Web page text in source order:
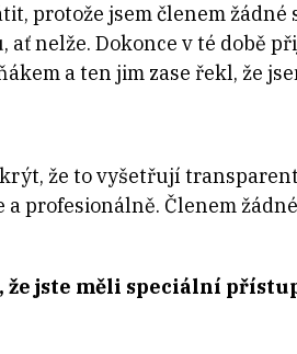
protože jsem členem
ať nelže. Dokonce v té době
a ten jim zase řekl, že
že to vyšetřují
profesionálně. Členem
že jste měli speciální